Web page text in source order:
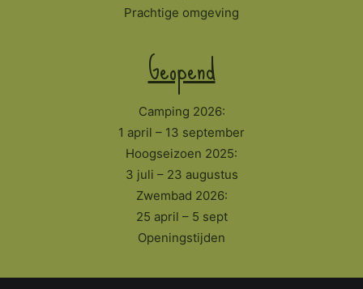
Prachtige omgeving
Geopend
Camping 2026:
1 april – 13 september
Hoogseizoen 2025:
3 juli – 23 augustus
Zwembad 2026:
25 april – 5 sept
Openingstijden